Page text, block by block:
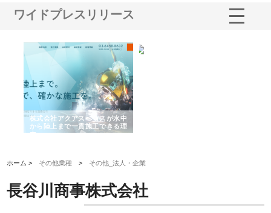
ワイドプレスリリース
株式会社アクアスペースが水中
から陸上まで一貫施工できる理
由
ホーム > その他業種 > その他_法人・企業
長谷川商事株式会社